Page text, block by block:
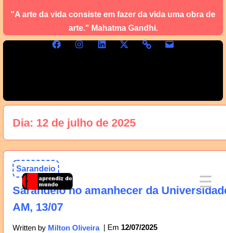
"A arte da vida consiste em fazer da vida uma obra de
arte." Mahatma Gandhi.
Dia: 12 de julho de 2025
Sarandeio
Sarandeio no amanhecer da
AM, 13/07
Written by Milton Oliveira 12/07/2025